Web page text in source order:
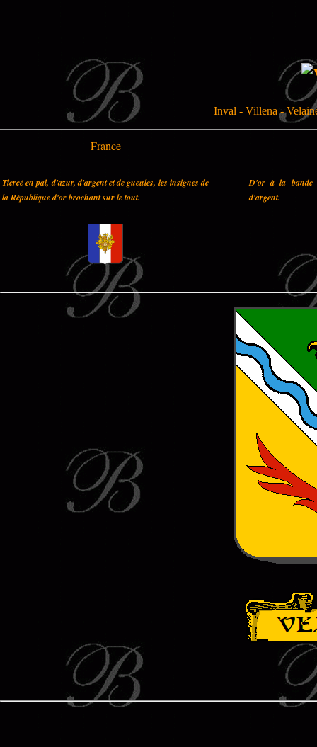
Inval - Villena -
France
Tiercé en pal, d'azur, d'argent et de gueules, les insignes de
la République d'or brochant sur le tout.
D'or à la bande
d'argent.